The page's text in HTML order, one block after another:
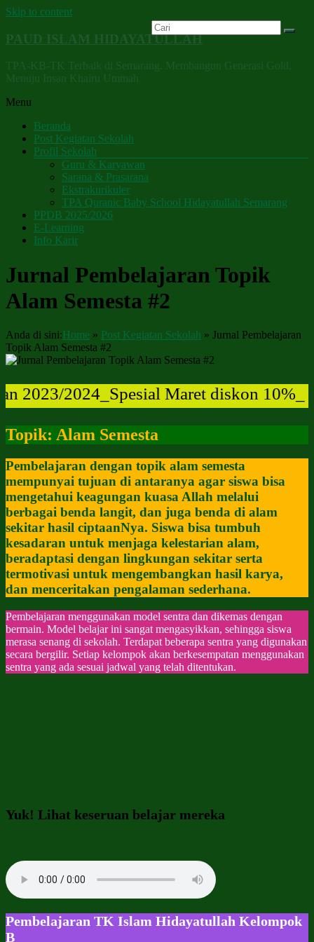
Skip to content
PAUD ISLAM HIDAYATULLAH
TPA-KB-TK Terbaik di Semarang. Membangun Generasi Gold,
Menuju Insan Khairu Ummah
Menu
Beranda
Post Kegiatan Sekolah
Profil Sekolah
Guru & Karyawan
Sarana & Prasarana
Ekstrakurikuler
TPA Quranic Baby School Hidayatullah Semarang
PPDB 2025/2026
E-Learning
Info Karir
Jurnal Pembelajaran Topik
Alam Semesta #2
Anda di sini:Home » Post Kegiatan Sekolah » Jurnal Pembelajaran
Topik Alam Semesta #2
2024_Spesial Maret diskon 10%_
Topik: Alam Semesta
Pembelajaran dengan topik alam semesta
mempunyai tujuan di antaranya agar siswa bisa
mengetahui keagungan kuasa Allah melalui
berbagai benda langit, dan juga benda di alam
sekitar hasil ciptaanNya. Siswa bisa tumbuh
kesadaran untuk menjaga kelestarian alam,
beradaptasi dengan lingkungan sekitar serta
termotivasi untuk mengembangkan hasil karya,
dan menceritakan pengalaman sederhana.
Pembelajaran menggunakan model sentra dan dikemas dengan
bermain. Model belajar ini sangat mengasyikkan, sehingga siswa
merasa senang di sekolah. Terdapat beberapa sentra yang digunakan
secara bergilir. Setiap kelompok akan berkesempatan menggunakan
sentra yang ada sesuai jadwal yang telah ditentukan.
Yuk! Lihat keseruan belajar mereka
Pembelajaran TK Islam Hidayatullah Kelompok
B